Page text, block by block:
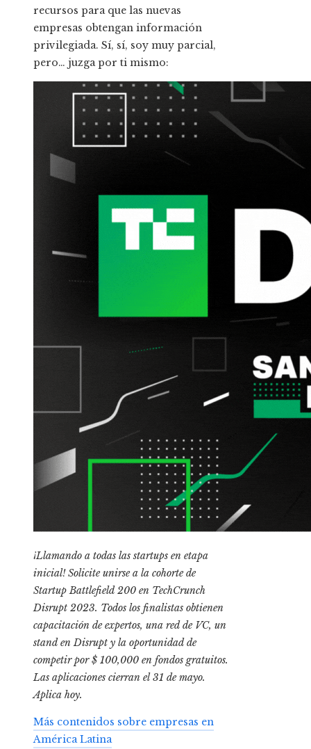
recursos para que las nuevas
empresas obtengan información
privilegiada. Sí, sí, soy muy parcial,
pero… juzga por ti mismo:
¡Llamando a todas las startups en etapa
inicial! Solicite unirse a la cohorte de
Startup Battlefield 200 en TechCrunch
Disrupt 2023. Todos los finalistas obtienen
capacitación de expertos, una red de VC, un
stand en Disrupt y la oportunidad de
competir por $ 100,000 en fondos gratuitos.
Las aplicaciones cierran el 31 de mayo.
Aplica hoy.
Más contenidos sobre empresas en
América Latina